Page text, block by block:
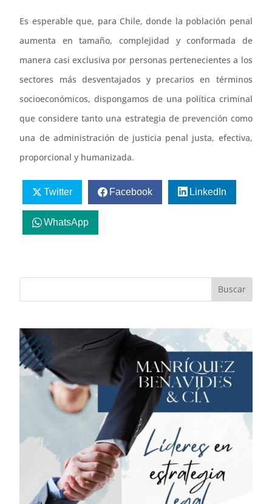
Es esperable que, para Chile, donde la población penal
aumenta en tamaño, complejidad y conformada de
manera casi exclusiva por personas pertenecientes a los
sectores más desventajados y precarios en términos
socioeconómicos, dispongamos de una política criminal
que considere tanto una estrategia de prevención como
una de administración de justicia penal justa, efectiva,
proporcional y humanizada.
Twitter Facebook LinkedIn
WhatsApp